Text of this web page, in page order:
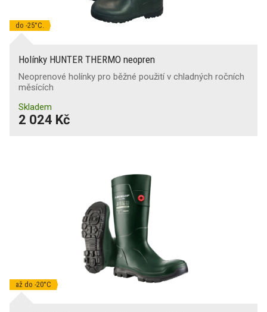
do -25°C.
Holínky HUNTER THERMO neopren
Neoprenové holínky pro běžné použití v chladných ročních
měsících
Skladem
2 024 Kč
až do -20°C